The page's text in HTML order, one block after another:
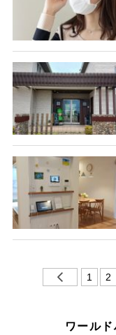
1 2
ワール